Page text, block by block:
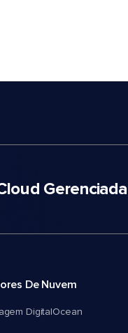
Gerenciada
De Nuvem
DigitalOcean